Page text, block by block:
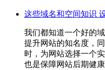
这些域名和空间知识
我们都知道一个好的
提升网站的知名度，
时，为网站选择一个
也是保障网站后期健